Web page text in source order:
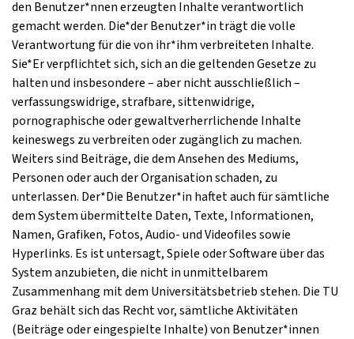
den Benutzer*nnen erzeugten Inhalte verantwortlich
gemacht werden. Die*der Benutzer*in trägt die volle
Verantwortung für die von ihr*ihm verbreiteten Inhalte.
Sie*Er verpflichtet sich, sich an die geltenden Gesetze zu
halten und insbesondere – aber nicht ausschließlich –
verfassungswidrige, strafbare, sittenwidrige,
pornographische oder gewaltverherrlichende Inhalte
keineswegs zu verbreiten oder zugänglich zu machen.
Weiters sind Beiträge, die dem Ansehen des Mediums,
Personen oder auch der Organisation schaden, zu
unterlassen. Der*Die Benutzer*in haftet auch für sämtliche
dem System übermittelte Daten, Texte, Informationen,
Namen, Grafiken, Fotos, Audio- und Videofiles sowie
Hyperlinks. Es ist untersagt, Spiele oder Software über das
System anzubieten, die nicht in unmittelbarem
Zusammenhang mit dem Universitätsbetrieb stehen. Die TU
Graz behält sich das Recht vor, sämtliche Aktivitäten
(Beiträge oder eingespielte Inhalte) von Benutzer*innen